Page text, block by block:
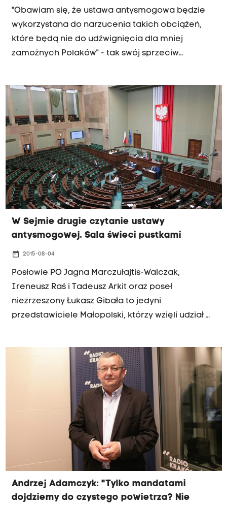
"Obawiam się, że ustawa antysmogowa będzie
wykorzystana do narzucenia takich obciążeń,
które będą nie do udźwignięcia dla mniej
zamożnych Polaków" - tak swój sprzeciw
Gowin. Sejm przyjął wczoraj przepisy, które dają
samorządom prawo decydowania, jakie piece i
jakie paliwa mogą ogrzewać domy na ich
terenie.
W Sejmie drugie czytanie ustawy
antysmogowej. Sala świeci pustkami
date_range 2015-08-04
Posłowie PO Jagna Marczułajtis-Walczak,
Ireneusz Raś i Tadeusz Arkit oraz poseł
niezrzeszony Łukasz Gibała to jedyni
przedstawiciele Małopolski, którzy wzięli udział w
Andrzej Adamczyk: "Tylko mandatami
dojdziemy do czystego powietrza? Nie